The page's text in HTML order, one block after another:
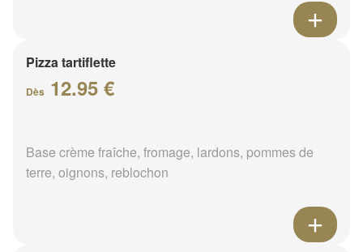
Pizza tartiflette
Dès 12.95 €
Base crème fraîche, fromage, lardons, pommes de
terre, oignons, reblochon